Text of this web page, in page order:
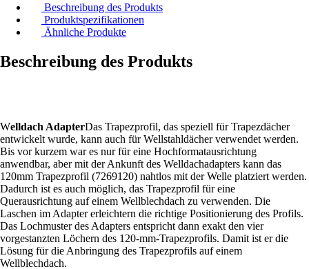
Beschreibung des Produkts
Produktspezifikationen
Ähnliche Produkte
Beschreibung des Produkts
Welldach AdapterDas Trapezprofil, das speziell für Trapezdächer
entwickelt wurde, kann auch für Wellstahldächer verwendet werden.
Bis vor kurzem war es nur für eine Hochformatausrichtung
anwendbar, aber mit der Ankunft des Welldachadapters kann das
120mm Trapezprofil (7269120) nahtlos mit der Welle platziert werden.
Dadurch ist es auch möglich, das Trapezprofil für eine
Querausrichtung auf einem Wellblechdach zu verwenden. Die
Laschen im Adapter erleichtern die richtige Positionierung des Profils.
Das Lochmuster des Adapters entspricht dann exakt den vier
vorgestanzten Löchern des 120-mm-Trapezprofils. Damit ist er die
Lösung für die Anbringung des Trapezprofils auf einem
Wellblechdach.